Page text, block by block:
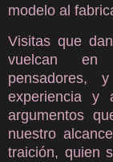
modelo al
Visitas que
vuelcan en
experiencia y
argumentos
nuestro
traición, quien